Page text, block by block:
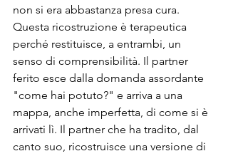
non si era abbastanza presa cura.
Questa ricostruzione è terapeutica
perché restituisce, a entrambi, un
senso di comprensibilità. Il partner
ferito esce dalla domanda assordante
"come hai potuto?" e arriva a una
mappa, anche imperfetta, di come si è
arrivati lì. Il partner che ha tradito, dal
canto suo, ricostruisce una versione di